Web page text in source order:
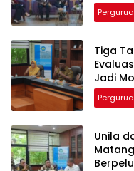
Tiga
Jadi
Unila